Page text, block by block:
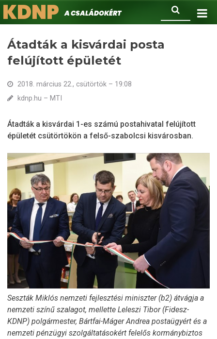
Ugrás
a
Keresés
KDNPA családokért.
Átadták a kisvárdai posta
felújított épületét
2018. március 22., csütörtök – 19:08
kdnp.hu – MTI
Átadták a kisvárdai 1-es számú postahivatal felújított
épületét csütörtökön a felső-szabolcsi kisvárosban.
Seszták Miklós nemzeti fejlesztési miniszter (b2) átvágja a
nemzeti színű szalagot, mellette Leleszi Tibor (Fidesz-
KDNP) polgármester, Bártfai-Máger Andrea postaügyért és a
nemzeti pénzügyi szolgáltatásokért felelős kormánybiztos